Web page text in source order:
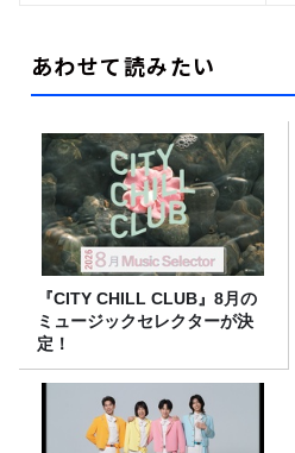
あわせて読みたい
『CITY CHILL CLUB』8月の
ミュージックセレクターが決
定！